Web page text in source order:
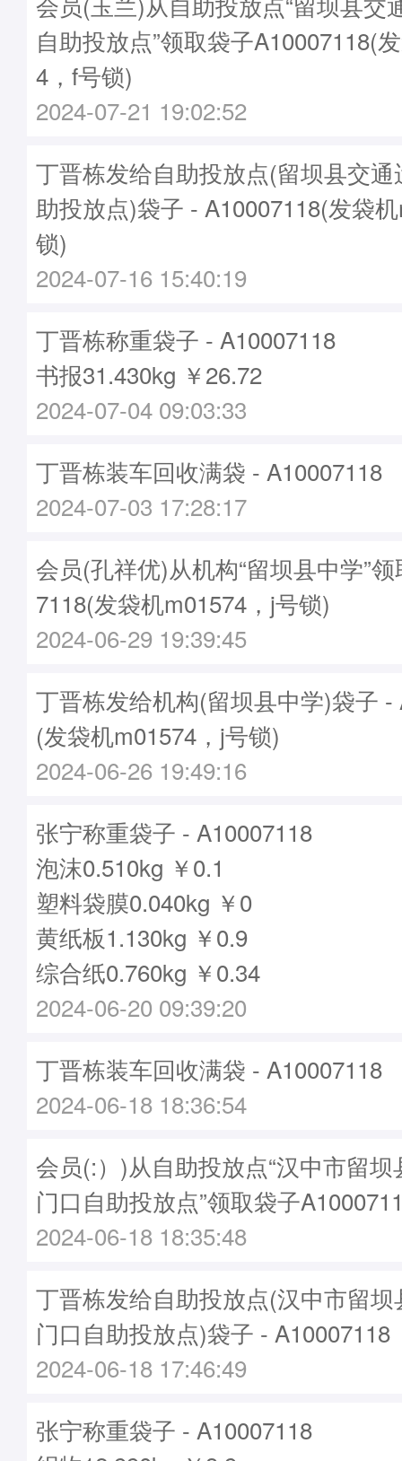
自助投放点”领取袋子A10007118(
4，f号锁)
2024-07-21 19:02:52
丁晋栋发给自助投放点(留坝县交
助投放点)袋子 - A10007118(发袋
锁)
2024-07-16 15:40:19
丁晋栋称重袋子 - A10007118
书报31.430kg ￥26.72
2024-07-04 09:03:33
丁晋栋装车回收满袋 - A10007118
2024-07-03 17:28:17
会员(孔祥优)从机构“留坝县中学”
7118(发袋机m01574，j号锁)
2024-06-29 19:39:45
丁晋栋发给机构(留坝县中学)袋子 -
(发袋机m01574，j号锁)
2024-06-26 19:49:16
张宁称重袋子 - A10007118
泡沫0.510kg ￥0.1
塑料袋膜0.040kg ￥0
黄纸板1.130kg ￥0.9
综合纸0.760kg ￥0.34
2024-06-20 09:39:20
丁晋栋装车回收满袋 - A10007118
2024-06-18 18:36:54
会员(:）)从自助投放点“汉中市留
门口自助投放点”领取袋子
2024-06-18 18:35:48
丁晋栋发给自助投放点(汉中市留
门口自助投放点)袋子 - A10007118
2024-06-18 17:46:49
张宁称重袋子 - A10007118